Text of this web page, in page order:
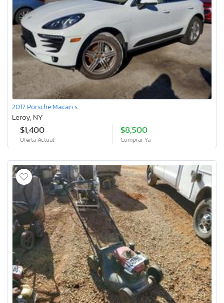
2017 Porsche Macan s
Leroy, NY
$1,400
Oferta Actual
$8,500
Comprar Ya